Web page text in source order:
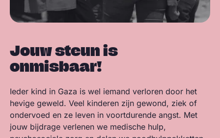
Jouw steun is
onmisbaar!
Ieder kind in Gaza is wel iemand verloren door het
hevige geweld. Veel kinderen zijn gewond, ziek of
ondervoed en ze leven in voortdurende angst. Met
jouw bijdrage verlenen we medische hulp,